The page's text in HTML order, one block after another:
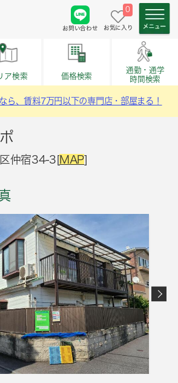
お問い合わせ
0
お気に入り
ア検索 価格検索
通勤・通学
時間検索
ら、賃料7万円以下の専門店・部屋まる！
仲宿34-3[MAP]